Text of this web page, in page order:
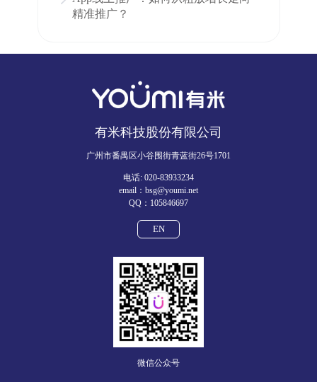
精准推广？
有米科技股份有限公司
广州市番禺区小谷围街青蓝街26号1701
电话: 020-83933234
email：bsg@youmi.net
QQ：105846697
EN
微信公众号